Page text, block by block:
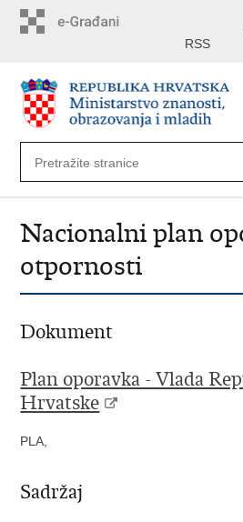
RSS
Nacionalni plan
otpornosti
Dokument
Plan oporavka - Vlada
Hrvatske
PLA,
Sadržaj